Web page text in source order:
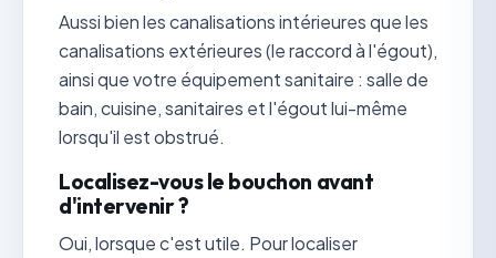
Aussi bien les canalisations intérieures que les
canalisations extérieures (le raccord à l'égout),
ainsi que votre équipement sanitaire : salle de
bain, cuisine, sanitaires et l'égout lui-même
lorsqu'il est obstrué.
Localisez-vous le bouchon avant
d'intervenir ?
Oui, lorsque c'est utile. Pour localiser